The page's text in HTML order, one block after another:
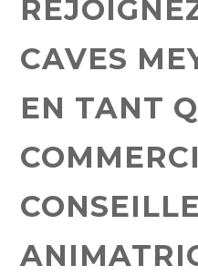
CAVES
EN TANT